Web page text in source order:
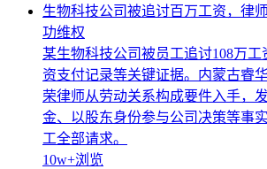
生物科技公司被追讨百万工资，律
功维权
某生物科技公司被员工追讨108万
资支付记录等关键证据。内蒙古睿
荣律师从劳动关系构成要件入手，
金、以股东身份参与公司决策等事
工全部请求。
10w+浏览